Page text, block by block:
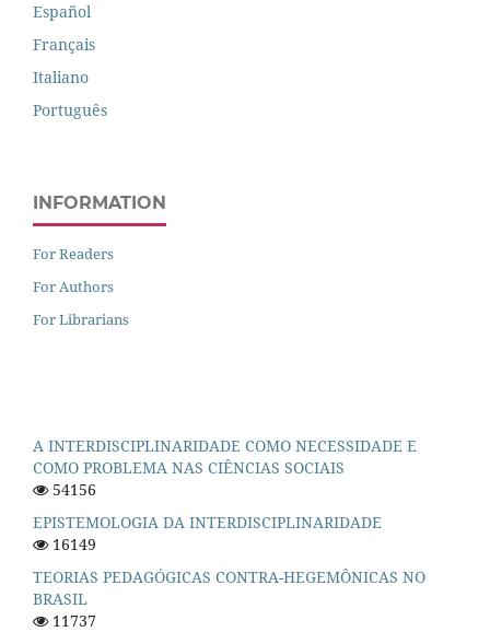
Español
Français
Italiano
Português
INFORMATION
For Readers
For Authors
For Librarians
A INTERDISCIPLINARIDADE COMO NECESSIDADE E
COMO PROBLEMA NAS CIÊNCIAS SOCIAIS
54156
EPISTEMOLOGIA DA INTERDISCIPLINARIDADE
16149
TEORIAS PEDAGÓGICAS CONTRA-HEGEMÔNICAS NO
BRASIL
11737